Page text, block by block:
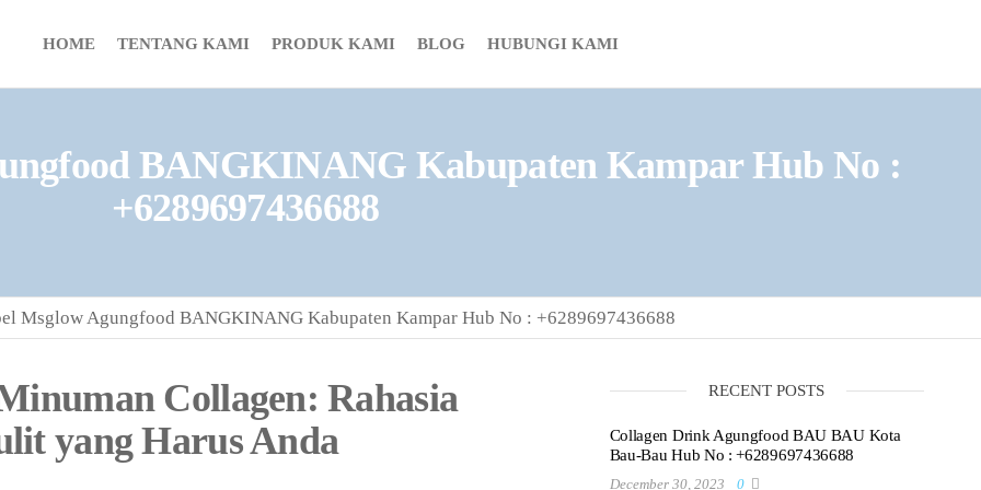
HOME TENTANG KAMI PRODUK KAMI BLOG HUBUNGI KAMI
BANGKINANG Kabupaten Kampar Hub No :
+6289697436688
Msglow Agungfood BANGKINANG Kabupaten Kampar Hub No : +6289697436688
Collagen: Rahasia
yang Harus Anda
RECENT POSTS
Collagen Drink Agungfood BAU BAU Kota
Bau-Bau Hub No : +6289697436688
December 30, 2023 0